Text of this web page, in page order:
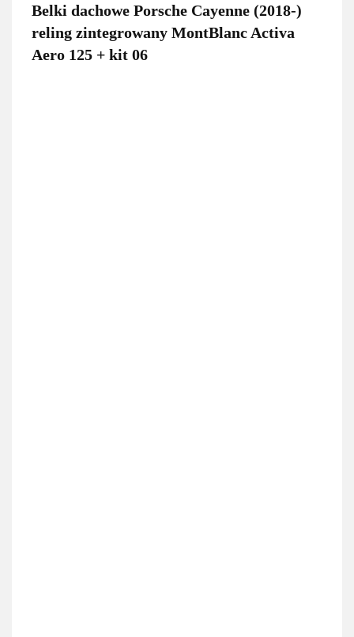
Belki dachowe Porsche Cayenne (2018-)
reling zintegrowany MontBlanc Activa
Aero 125 + kit 06